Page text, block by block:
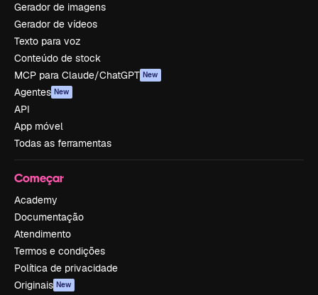
Gerador de imagens
Gerador de vídeos
Texto para voz
Conteúdo de stock
MCP para Claude/ChatGPT New
Agentes New
API
App móvel
Todas as ferramentas
Começar
Academy
Documentação
Atendimento
Termos e condições
Política de privacidade
Originais New